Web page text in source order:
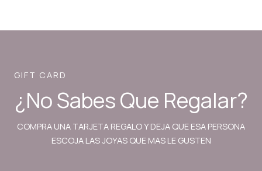
GIFT CARD
¿No Sabes Que Regalar?
COMPRA UNA TARJETA REGALO Y DEJA QUE ESA PERSONA
ESCOJA LAS JOYAS QUE MAS LE GUSTEN